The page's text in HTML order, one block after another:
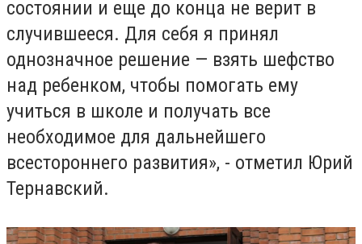
состоянии и еще до конца не верит в
случившееся. Для себя я принял
однозначное решение — взять шефство
над ребенком, чтобы помогать ему
учиться в школе и получать все
необходимое для дальнейшего
всестороннего развития», - отметил Юрий
Тернавский.